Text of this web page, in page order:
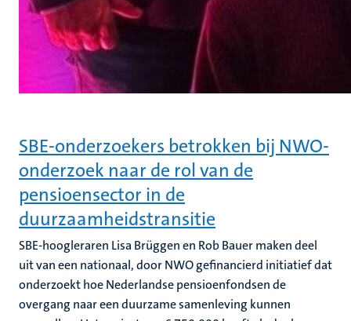
SBE-onderzoekers betrokken bij NWO-
onderzoek naar de rol van de
pensioensector in de
duurzaamheidstransitie
SBE-hoogleraren Lisa Brüggen en Rob Bauer maken deel
uit van een nationaal, door NWO gefinancierd initiatief dat
onderzoekt hoe Nederlandse pensioenfondsen de
overgang naar een duurzame samenleving kunnen